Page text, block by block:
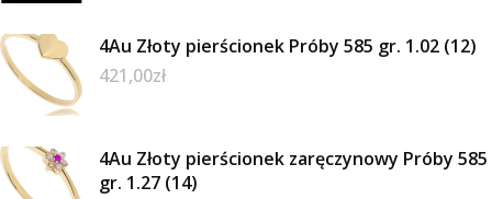
4Au Złoty pierścionek Próby 585 gr. 1.02 (12)
421,00zł
4Au Złoty pierścionek zaręczynowy Próby 585
gr. 1.27 (14)